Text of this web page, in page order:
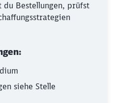
du Bestellungen, prüfst
siehe Stelle